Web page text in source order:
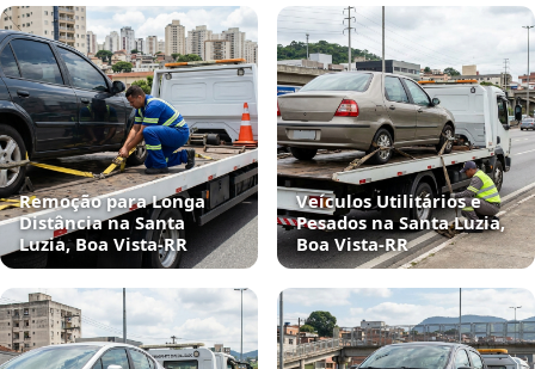
Remoção para Longa
Distância na Santa
Luzia, Boa Vista‑RR
Veículos Utilitários e
Pesados na Santa Luzia,
Boa Vista‑RR